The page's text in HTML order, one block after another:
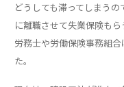
どうしても滞ってしまう
に離職させて失業保険も
労務士や労働保険事務組
た。